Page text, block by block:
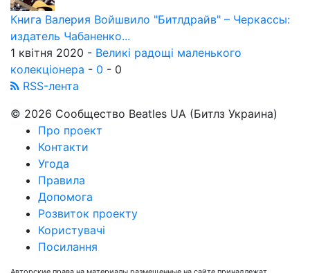
Книга Валерия Войшвило "Битлдрайв" – Черкассы:
издатель Чабаненко...
1 квітня 2020 - Великі радощі маленького
колекціонера - 0 - 0
RSS-лента
© 2026 Сообщество Beatles UA (Битлз Украина)
Про проект
Контакти
Угода
Правила
Допомога
Розвиток проекту
Користувачі
Посилання